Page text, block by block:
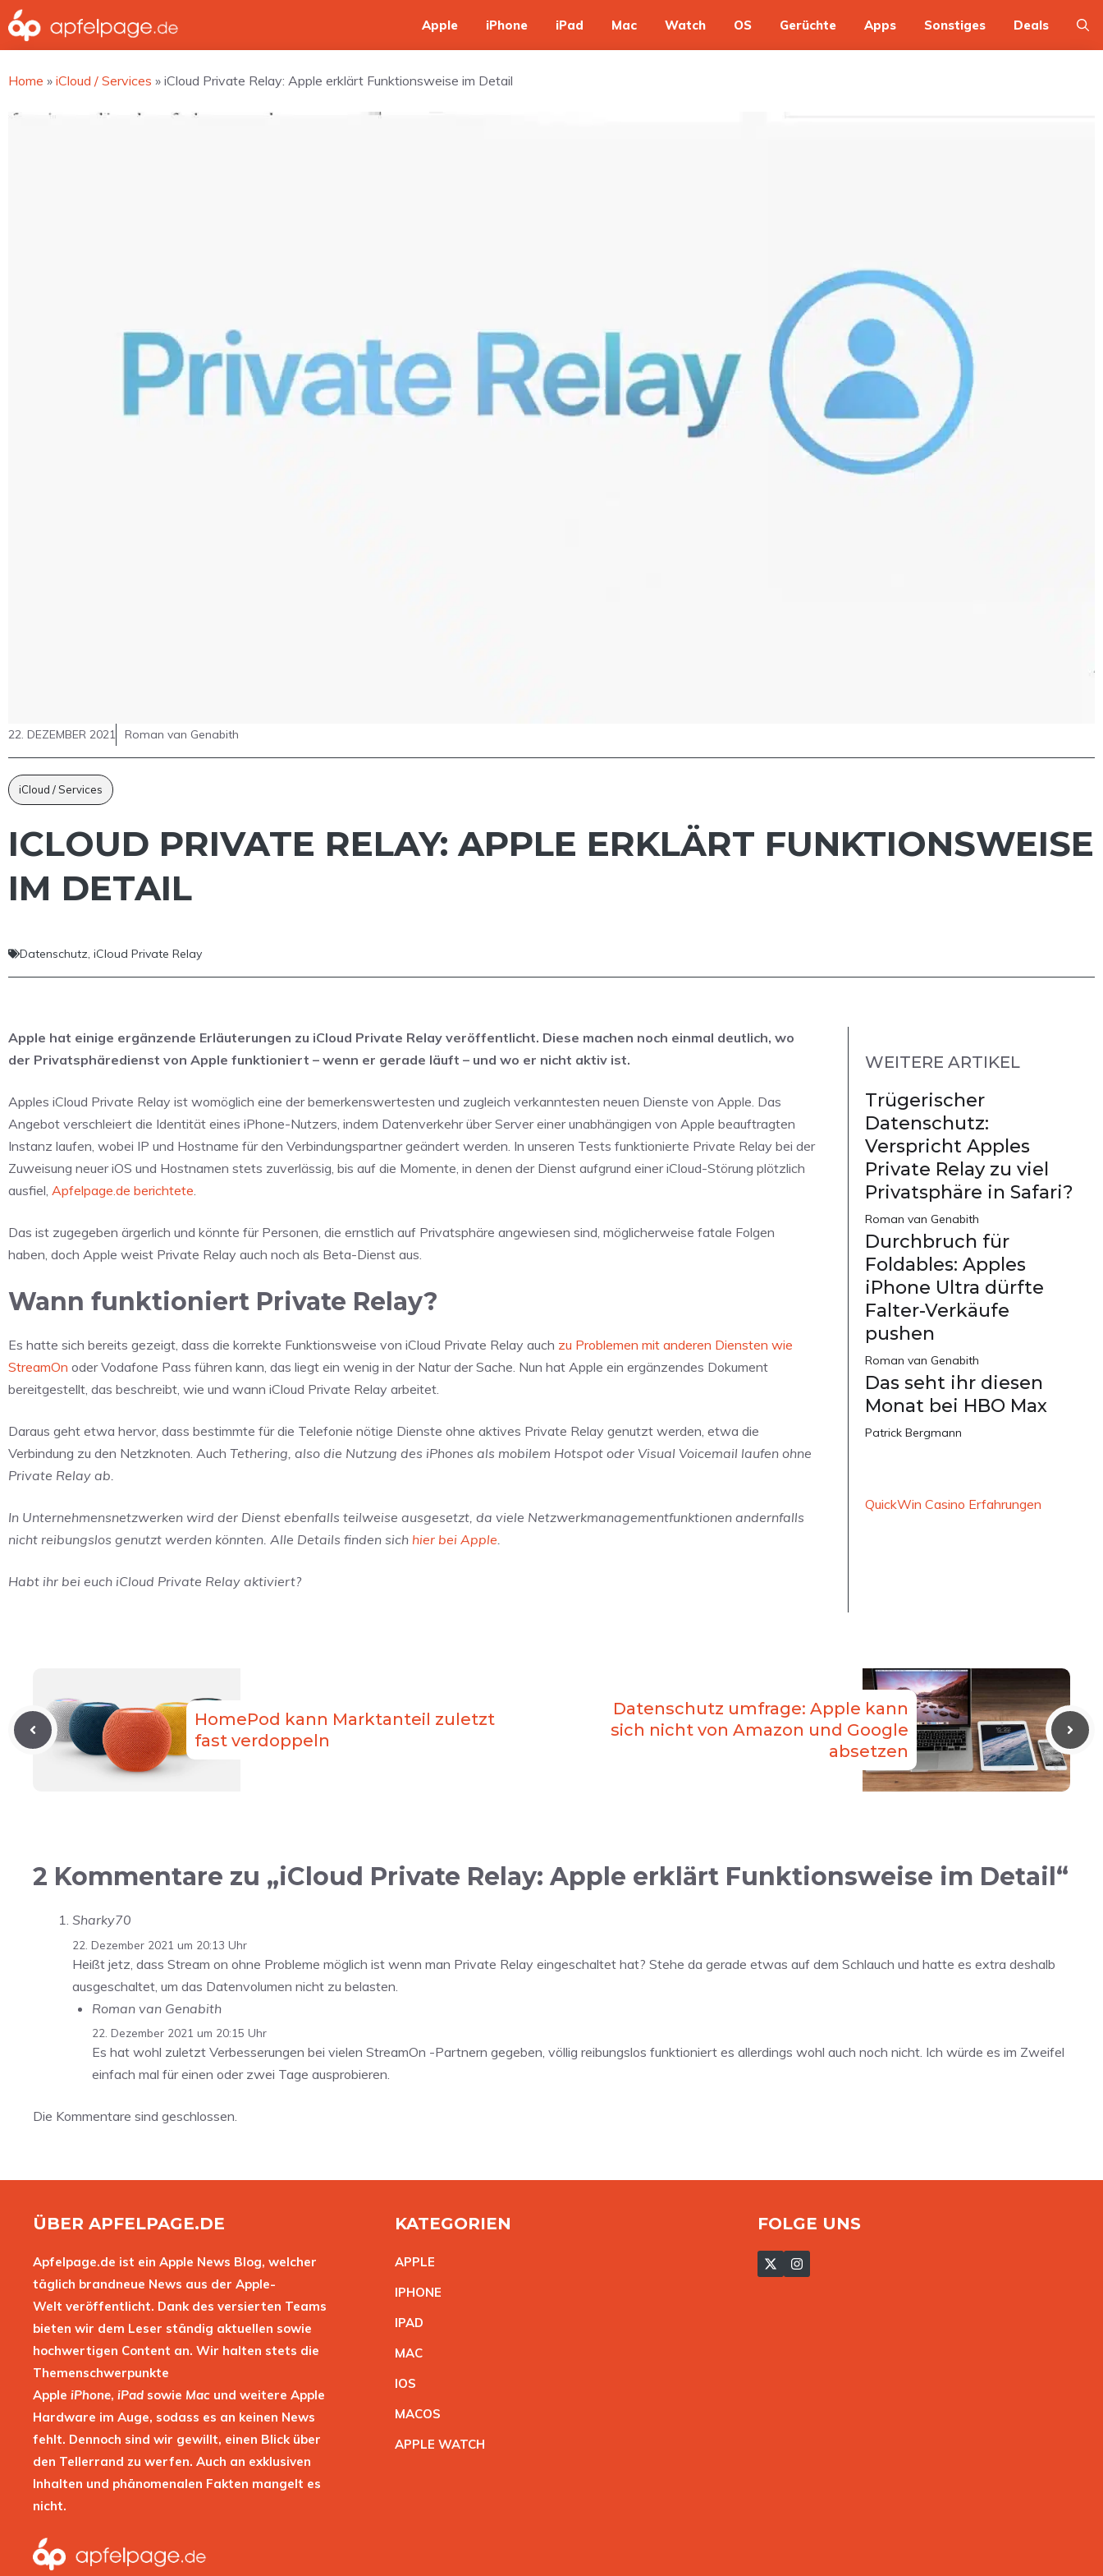
Zum
Inhalt
springen
Apple iPhone iPad Mac Watch OS Gerüchte Apps Sonstiges Deals
Home » iCloud / Services » iCloud Private Relay: Apple erklärt Funktionsweise im Detail
22. DEZEMBER 2021 Roman van Genabith
iCloud / Services
ICLOUD PRIVATE RELAY: APPLE ERKLÄRT FUNKTIONSWEISE
IM DETAIL
Datenschutz, iCloud Private Relay
Apple hat einige ergänzende Erläuterungen zu iCloud Private Relay veröffentlicht. Diese machen noch einmal deutlich, wo
der Privatsphäredienst von Apple funktioniert – wenn er gerade läuft – und wo er nicht aktiv ist.
Apples iCloud Private Relay ist womöglich eine der bemerkenswertesten und zugleich verkanntesten neuen Dienste von Apple. Das
Angebot verschleiert die Identität eines iPhone-Nutzers, indem Datenverkehr über Server einer unabhängigen von Apple beauftragten
Instanz laufen, wobei IP und Hostname für den Verbindungspartner geändert werden. In unseren Tests funktionierte Private Relay bei der
Zuweisung neuer iOS und Hostnamen stets zuverlässig, bis auf die Momente, in denen der Dienst aufgrund einer iCloud-Störung plötzlich
ausfiel, Apfelpage.de berichtete
Das ist zugegeben ärgerlich und könnte für Personen, die ernstlich auf Privatsphäre angewiesen sind, möglicherweise fatale Folgen
haben, doch Apple weist Private Relay auch noch als Beta-Dienst aus.
Wann funktioniert Private Relay?
Es hatte sich bereits gezeigt, dass die korrekte Funktionsweise von iCloud Private Relay auch zu Problemen mit anderen Diensten wie
StreamOn oder Vodafone Pass führen kann, das liegt ein wenig in der Natur der Sache. Nun hat Apple ein ergänzendes Dokument
bereitgestellt, das beschreibt, wie und wann iCloud Private Relay arbeitet.
Daraus geht etwa hervor, dass bestimmte für die Telefonie nötige Dienste ohne aktives Private Relay genutzt werden, etwa die
Verbindung zu den Netzknoten. Auch Tethering, also die Nutzung des iPhones als mobilem Hotspot oder Visual Voicemail laufen ohne
Private Relay ab.
In Unternehmensnetzwerken wird der Dienst ebenfalls teilweise ausgesetzt, da viele Netzwerkmanagementfunktionen andernfalls
nicht reibungslos genutzt werden könnten. Alle Details finden sich hier bei Apple
Habt ihr bei euch iCloud Private Relay aktiviert?
WEITERE ARTIKEL
Trügerischer
Datenschutz:
Verspricht Apples
Private Relay zu viel
Privatsphäre in Safari?
Roman van Genabith
Durchbruch für
Foldables: Apples
iPhone Ultra dürfte
Falter-Verkäufe
pushen
Roman van Genabith
Das seht ihr diesen
Monat bei HBO Max
Patrick Bergmann
QuickWin Casino Erfahrungen
HomePod kann Marktanteil zuletzt
fast verdoppeln
Datenschutz umfrage: Apple kann
sich nicht von Amazon und Google
absetzen
2 Kommentare zu „iCloud Private Relay: Apple erklärt Funktionsweise im Detail“
Sharky70
22. Dezember 2021 um 20:13 Uhr
Heißt jetz, dass Stream on ohne Probleme möglich ist wenn man Private Relay eingeschaltet hat? Stehe da gerade etwas auf dem Schlauch und hatte es extra deshalb
ausgeschaltet, um das Datenvolumen nicht zu belasten.
Roman van Genabith
22. Dezember 2021 um 20:15 Uhr
Es hat wohl zuletzt Verbesserungen bei vielen StreamOn -Partnern gegeben, völlig reibungslos funktioniert es allerdings wohl auch noch nicht. Ich würde es im Zweifel
einfach mal für einen oder zwei Tage ausprobieren.
Die Kommentare sind geschlossen.
ÜBER APFELPAGE.DE
Apfelpage.de ist ein Apple News Blog, welcher
täglich brandneue News aus der Apple-
Welt veröffentlicht. Dank des versierten Teams
bieten wir dem Leser ständig aktuellen sowie
hochwertigen Content an. Wir halten stets die
Themenschwerpunkte
Apple iPhone, iPad sowie Mac und weitere Apple
Hardware im Auge, sodass es an keinen News
fehlt. Dennoch sind wir gewillt, einen Blick über
den Tellerrand zu werfen. Auch an exklusiven
Inhalten und phänomenalen Fakten mangelt es
nicht.
KATEGORIEN
APPLE
IPHONE
IPAD
MAC
IOS
MACOS
APPLE WATCH
FOLGE UNS